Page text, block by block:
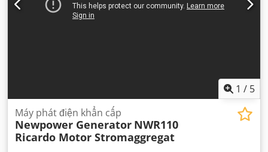
1 / 5
Máy phát điện khẩn cấp
Newpower Generator NWR110
Ricardo Motor Stromaggregat